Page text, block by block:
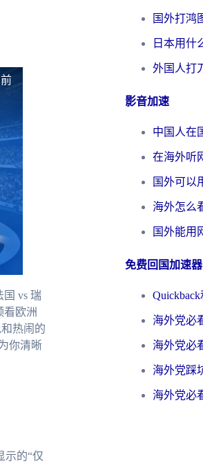
vs 瑞
看欧洲
热闹的
你清晰
示的“仅
影音加速
免费回国加速器